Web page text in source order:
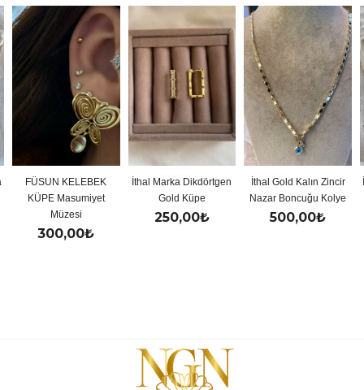
KELEBEK
İthal Marka Dikdörtgen
Gold Küpe
İthal Gold Kalın Zincir
Nazar Boncuğu Kolye
İthal Gold
Y